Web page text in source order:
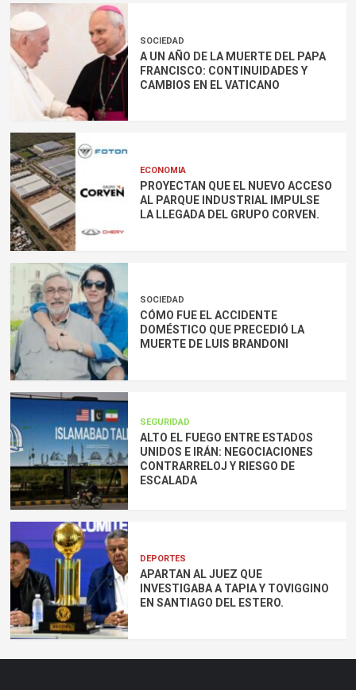
SOCIEDAD
A UN AÑO DE LA MUERTE DEL PAPA
FRANCISCO: CONTINUIDADES Y
CAMBIOS EN EL VATICANO
ECONOMIA
PROYECTAN QUE EL NUEVO ACCESO
AL PARQUE INDUSTRIAL IMPULSE
LA LLEGADA DEL GRUPO CORVEN.
SOCIEDAD
CÓMO FUE EL ACCIDENTE
DOMÉSTICO QUE PRECEDIÓ LA
MUERTE DE LUIS BRANDONI
SEGURIDAD
ALTO EL FUEGO ENTRE ESTADOS
UNIDOS E IRÁN: NEGOCIACIONES
CONTRARRELOJ Y RIESGO DE
ESCALADA
DEPORTES
APARTAN AL JUEZ QUE
INVESTIGABA A TAPIA Y TOVIGGINO
EN SANTIAGO DEL ESTERO.